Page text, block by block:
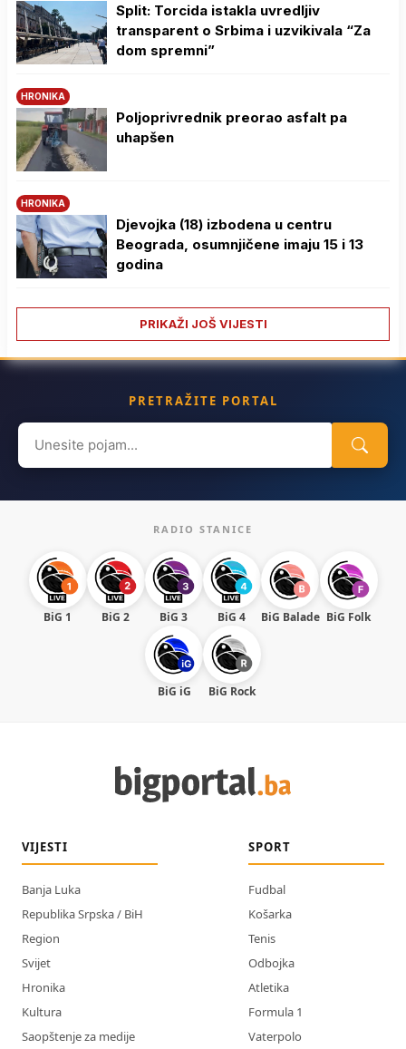
Split: Torcida istakla uvredljiv
transparent o Srbima i uzvikivala “Za
dom spremni”
HRONIKA
Poljoprivrednik preorao asfalt pa
uhapšen
HRONIKA
Djevojka (18) izbodena u centru
Beograda, osumnjičene imaju 15 i 13
godina
PRIKAŽI JOŠ VIJESTI
PRETRAŽITE PORTAL
Search
for:
RADIO STANICE
BiG 1 BiG 2 BiG 3 BiG 4 BiG Balade BiG Folk
BiG iG BiG Rock
VIJESTI
Banja Luka
Republika Srpska / BiH
Region
Svijet
Hronika
Kultura
Saopštenje za medije
SPORT
Fudbal
Košarka
Tenis
Odbojka
Atletika
Formula 1
Vaterpolo